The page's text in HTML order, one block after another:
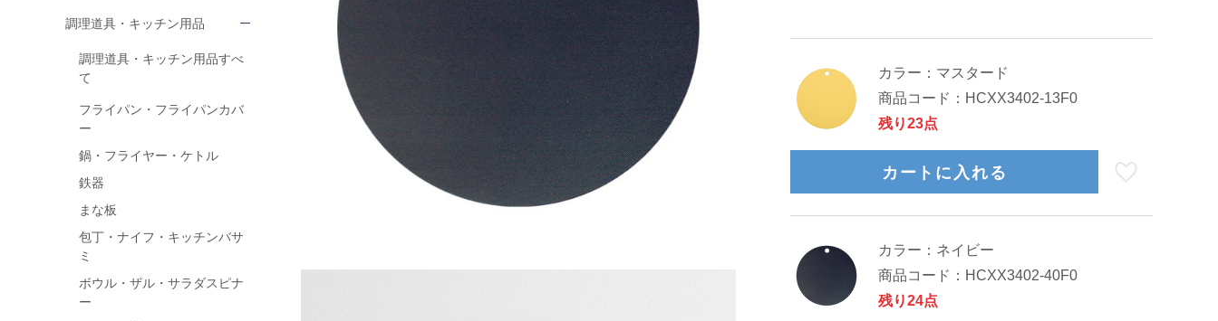
調理道具・キッチン用品
調理道具・キッチン用品すべ
て
フライパン・フライパンカバ
ー
鍋・フライヤー・ケトル
鉄器
まな板
包丁・ナイフ・キッチンバサ
ミ
ボウル・ザル・サラダスピナ
ー
カラー： マスタード
商品コード： HCXX3402-13F0
残り23点
カートに入れる
カラー： ネイビー
商品コード： HCXX3402-40F0
残り24点